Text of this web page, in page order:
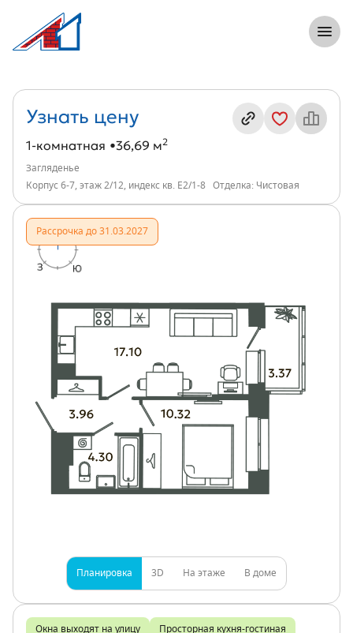
1-комнатная, 37 м², ЖК Загляденье,
Информация о квартире
Узнать цену
1-комнатная 36,69 м2
Загляденье
Корпус 6-7, этаж 2/12, индекс кв. Е2/1-8
Отделка: Чистовая
Рассрочка до 31.03.2027
Планировка 3D На этаже В доме
Окна выходят на улицу Просторная кухня-гостиная